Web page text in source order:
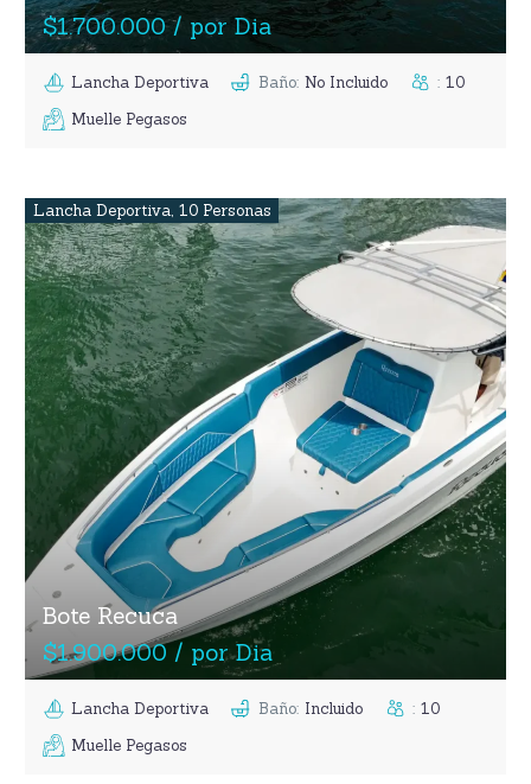
$1.700.000 / por Dia
Lancha Deportiva Baño: No Incluido : 10
Muelle Pegasos
Lancha Deportiva, 10 Personas
Bote Recuca
$1.900.000 / por Dia
Lancha Deportiva Baño: Incluido : 10
Muelle Pegasos